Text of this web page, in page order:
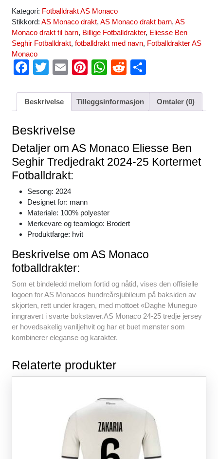
Kategori: Fotballdrakt AS Monaco
Stikkord: AS Monaco drakt, AS Monaco drakt barn, AS
Monaco drakt til barn, Billige Fotballdrakter, Eliesse Ben
Seghir Fotballdrakt, fotballdrakt med navn, Fotballdrakter AS
Monaco
F
c
b
o
o
k
T
tt
E
ail
Pi
er
e
W
at
s
p
p
R
d
di
ar
e
Beskrivelse Tilleggsinformasjon Omtaler (0)
Beskrivelse
Detaljer om AS Monaco Eliesse Ben
Seghir Tredjedrakt 2024-25 Kortermet
Fotballdrakt:
Sesong: 2024
Designet for: mann
Materiale: 100% polyester
Merkevare og teamlogo: Brodert
Produktfarge: hvit
Beskrivelse om AS Monaco
fotballdrakter:
Som et bindeledd mellom fortid og nåtid, vises den offisielle
logoen for AS Monacos hundreårsjubileum på baksiden av
skjorten, rett under kragen, med mottoet «Daghe Munegu»
inngravert i svarte bokstaver.AS Monaco 24-25 tredje jersey
er hovedsakelig vaniljehvit og har et buet mønster som
kombinerer eleganse og karakter.
Relaterte produkter